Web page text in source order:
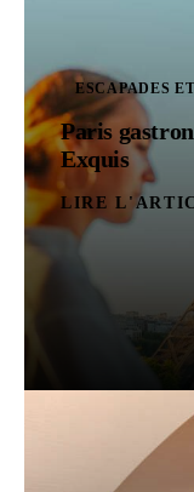
ESCAPADES
Paris
Exquis
LIRE